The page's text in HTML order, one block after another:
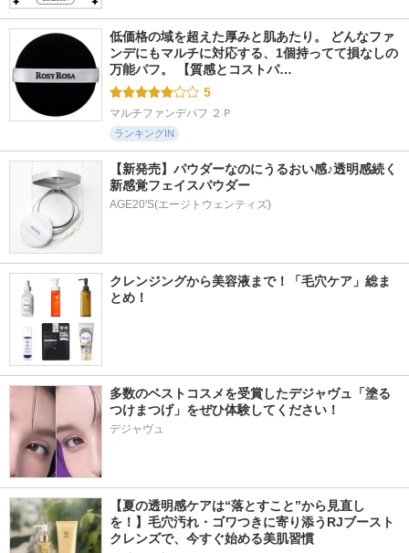
低価格の域を超えた厚みと肌あたり。 どんなファ
ンデにもマルチに対応する、1個持ってて損なしの
万能パフ。 【質感とコストパ…
5
マルチファンデパフ ２Ｐ
ランキングIN
【新発売】パウダーなのにうるおい感♪透明感続く
新感覚フェイスパウダー
AGE20'S(エージトウェンティズ)
クレンジングから美容液まで！「毛穴ケア」総ま
とめ！
多数のベストコスメを受賞したデジャヴュ「塗る
つけまつげ」をぜひ体験してください！
デジャヴュ
【夏の透明感ケアは“落とすこと”から見直し
を！】毛穴汚れ・ゴワつきに寄り添うRJブースト
クレンズで、今すぐ始める美肌習慣